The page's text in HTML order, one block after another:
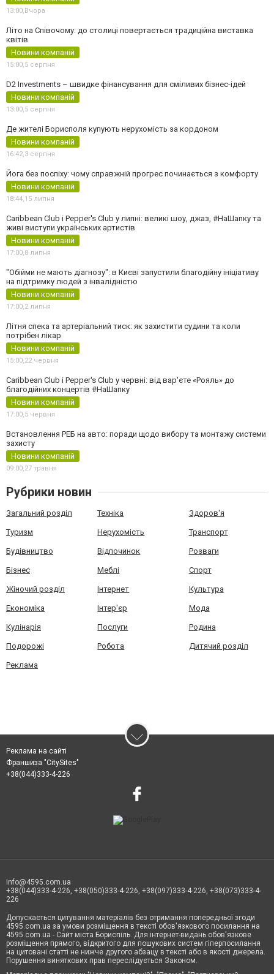
13:00,Вчора
Літо на Співочому: до столиці повертається традиційна виставка
квітів
Новини компаній
15:00,5 серпня
D2 Investments – швидке фінансування для сміливих бізнес-ідей
Новини компаній
13:00,5 серпня
Де жителі Борисполя купують нерухомість за кордоном
Новини компаній
16:42,3 серпня
Йога без поспіху: чому справжній прогрес починається з комфорту
Новини компаній
18:44,15 липня
Caribbean Club і Pepper's Club у липні: великі шоу, джаз, #НаШапку та
живі виступи українських артистів
Новини компаній
17:00,8 липня
"Обійми не мають діагнозу": в Києві запустили благодійну ініціативу
на підтримку людей з інвалідністю
Новини компаній
17:00,2 липня
Літня спека та артеріальний тиск: як захистити судини та коли
потрібен лікар
Новини компаній
15:00,22 червня
Caribbean Club і Pepper's Club у червні: від вар'єте «Рояль» до
благодійних концертів #НаШапку
Новини компаній
17:00,5 червня
Встановлення РЕБ на авто: поради щодо вибору та монтажу системи
захисту
Новини компаній
09:00,27 травня
Рубрики новин
Загальний розділ Техніка Здоров'я
Туризм Нерухомість Транспорт
Будівництво Відпочинок Розваги
Бізнес Меблі Спорт
Жіночий розділ Інтернет Культура
Економіка Інтер'єр Мода
Кулінарія Послуги Родина
Подорожі Робота Дитячий розділ
Реклама
Реклама на сайті
Франшиза "CitySites"
+38(044)333-4-226
info@4595.com.ua
+38(044)333-4-226, +38(050)333-4-226, +38(097)333-4-226, +38(073)333-4-
226
Допускається цитування матеріалів без отримання попередньої згоди
4595.com.ua за умови розміщення в тексті обов'язкового посилання на
4595.com.ua - Сайт міста Бориспіль. Для інтернет-видань обов'язкове
розміщення прямого, відкритого для пошукових систем гіперпосилання
на цитовані статті не нижче другого абзацу в тексті або в якості джерела.
Порушення виняткових прав переслідується Законом.